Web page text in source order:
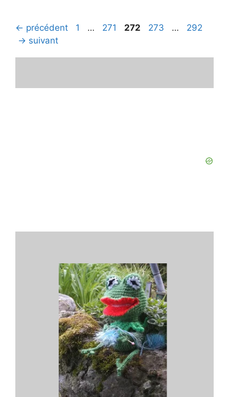
← précédent Page
1 … Page
271 Page
272 Page
273 … Page
292
→ suivant